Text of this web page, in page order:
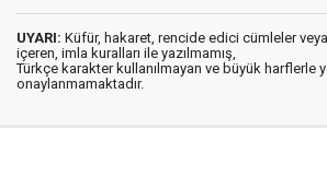
UYARI: Küfür, hakaret, rencide edici cümleler
içeren, imla kuralları ile yazılmamış,
Türkçe karakter kullanılmayan ve büyük harflerle
onaylanmamaktadır.